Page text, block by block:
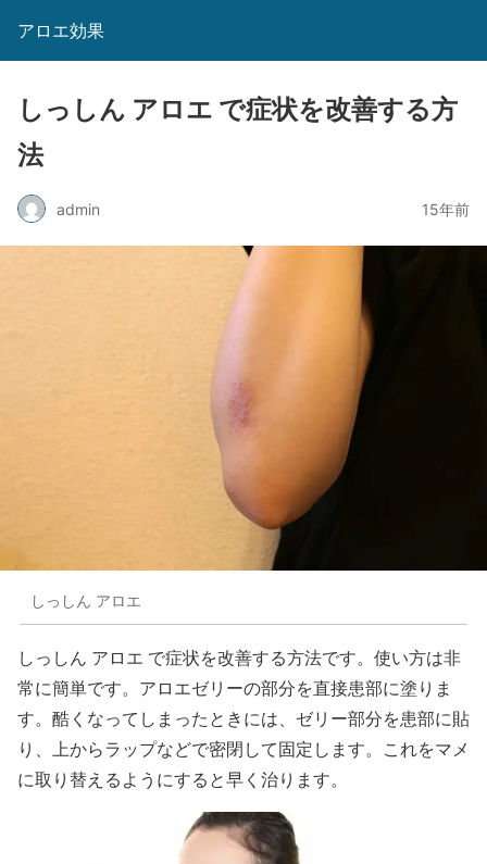
アロエ効果
しっしん アロエ で症状を改善する方
法
admin 15年前
しっしん アロエ
しっしん アロエ で症状を改善する方法です。使い方は非
常に簡単です。アロエゼリーの部分を直接患部に塗りま
す。酷くなってしまったときには、ゼリー部分を患部に貼
り、上からラップなどで密閉して固定します。これをマメ
に取り替えるようにすると早く治ります。